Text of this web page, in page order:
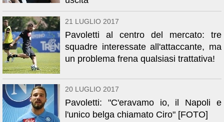
21 LUGLIO 2017
Pavoletti al centro del mercato: tre
squadre interessate all'attaccante, ma
un problema frena qualsiasi trattativa!
20 LUGLIO 2017
Pavoletti: "C'eravamo io, il Napoli e
l'unico belga chiamato Ciro" [FOTO]